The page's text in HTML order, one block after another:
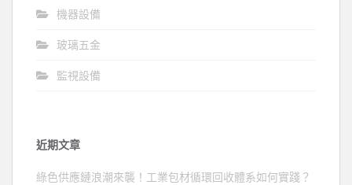
機器設備
玻璃五金
監視設備
近期文章
綠色供應鏈浪潮來襲！工業包材循環回收體系如何實踐？